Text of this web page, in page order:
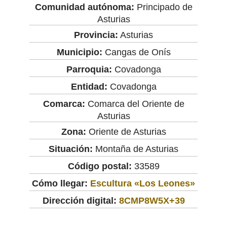
Comunidad autónoma: Principado de
Asturias
Provincia: Asturias
Municipio: Cangas de Onís
Parroquia: Covadonga
Entidad: Covadonga
Comarca: Comarca del Oriente de
Asturias
Zona: Oriente de Asturias
Situación: Montaña de Asturias
Código postal: 33589
Cómo llegar: Escultura «Los Leones»
Dirección digital: 8CMP8W5X+39